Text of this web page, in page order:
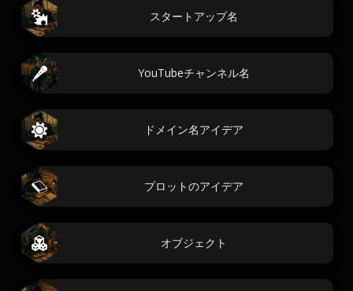
スタートアップ名
YouTubeチャンネル名
ドメイン名アイデア
プロットのアイデア
オブジェクト